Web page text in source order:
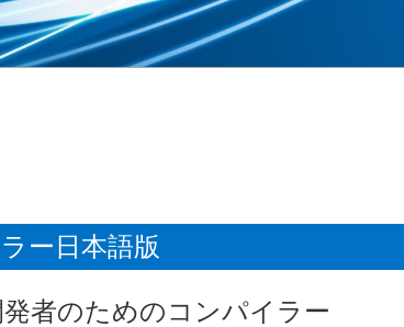
ー日本語版
発者のためのコンパイラー